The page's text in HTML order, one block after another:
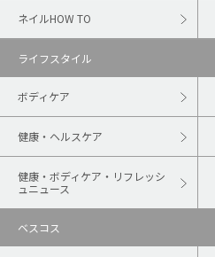
ネイルHOW TO
ライフスタイル
ボディケア
健康・ヘルスケア
健康・ボディケア・リフレッシ
ュニュース
ベスコス